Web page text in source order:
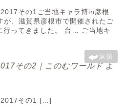
その1ご当地キャラ博in彦根
、滋賀県彦根市で開催されたご
行ってきました。 台… ご当地キ
返信
その2｜このむワールド よ
その1 […]
垂井町
中濃地域